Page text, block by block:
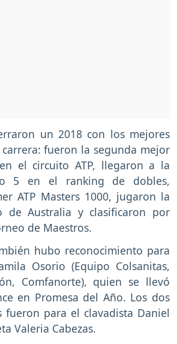
un 2018 con los mejores
fueron la segunda mejor
el circuito ATP, llegaron a la
5 en el ranking de dobles,
ATP Masters 1000, jugaron la
de Australia y clasificaron por
de Maestros.
hubo reconocimiento para
Osorio (Equipo Colsanitas,
Comfanorte), quien se llevó
en Promesa del Año. Los dos
fueron para el clavadista Daniel
Valeria Cabezas.